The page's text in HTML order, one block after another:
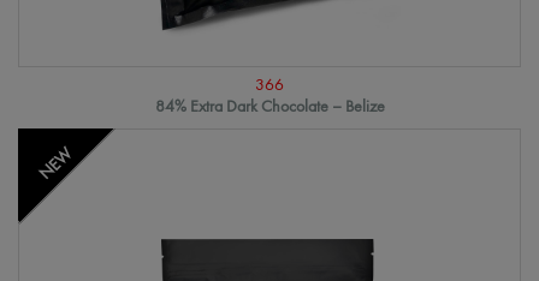
366
84% Extra Dark Chocolate – Belize
NEW